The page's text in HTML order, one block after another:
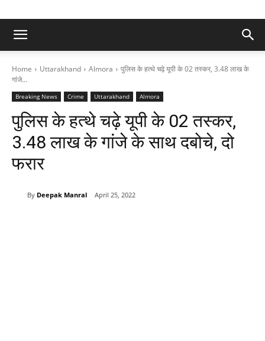
Home Uttarakhand Almora
पुलिस के हत्थे चढ़े यूपी के 02 तस्कर, 3.48 लाख के
गांजे...
Breaking News Crime Uttarakhand Almora
पुलिस के हत्थे चढ़े यूपी के 02 तस्कर,
3.48 लाख के गांजे के साथ दबोचे, दो
फरार
By Deepak Manral April 25, 2022